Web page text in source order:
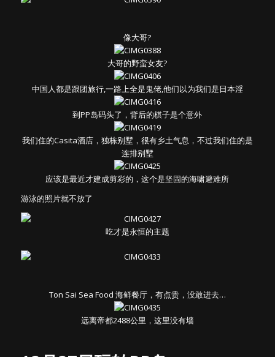
像大哥?
大哥的野蛮女友?
中国人都是跟团旅行,一路上全是鬼佬,他们以为我们是日本淫
到PP岛码头了，背后的棋子是个意外
我们住的Casita酒店，独栋别墅，很有乡土气息，不过我们住的是
连排别墅
应该是最近才建成剪彩的，这个是坚固的海啸避难所
游泳的照片就不放了
吃才是永恒的主题
Ton Sai Sea Food 海鲜餐厅，有点贵，没敢进去…
远离帝都2488公里，这里没有墙